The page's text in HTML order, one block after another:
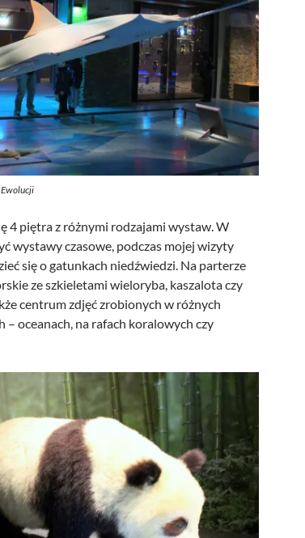
4 piętra z różnymi rodzajami wystaw. W
wystawy czasowe, podczas mojej wizyty
się o gatunkach niedźwiedzi. Na parterze
ze szkieletami wieloryba, kaszalota czy
centrum zdjęć zrobionych w różnych
oceanach, na rafach koralowych czy